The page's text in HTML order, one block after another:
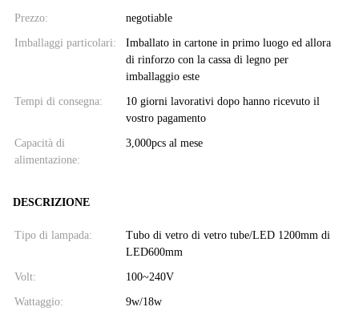
Prezzo: negotiable
Imballaggi particolari:
Imballato in cartone in primo luogo ed allora
di rinforzo con la cassa di legno per
imballaggio este
Tempi di consegna:
10 giorni lavorativi dopo hanno ricevuto il
vostro pagamento
Capacità di
alimentazione:
3,000pcs al mese
DESCRIZIONE
Tipo di lampada:
Tubo di vetro di vetro tube/LED 1200mm di
LED600mm
Volt: 100~240V
Wattaggio: 9w/18w